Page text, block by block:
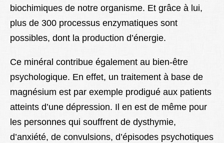
biochimiques de notre organisme. Et grâce à lui,
plus de 300 processus enzymatiques sont
possibles, dont la production d’énergie.
Ce minéral contribue également au bien-être
psychologique. En effet, un traitement à base de
magnésium est par exemple prodigué aux patients
atteints d’une dépression. Il en est de même pour
les personnes qui souffrent de dysthymie,
d’anxiété, de convulsions, d’épisodes psychotiques